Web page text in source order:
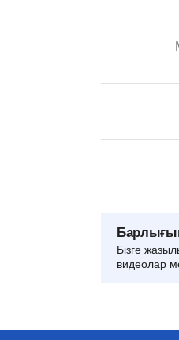
Бізге
видеолар